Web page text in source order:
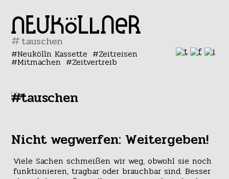
#
Neukölln Kassette Zeitreisen
Mitmachen Zeitvertreib
#tauschen
Nicht wegwerfen: Weitergeben!
Viele Sachen schmeißen wir weg, obwohl sie noch
funktionieren, tragbar oder brauchbar sind. Besser